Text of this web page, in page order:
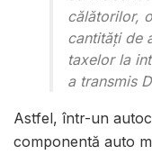
călătorilor,
cantități de
taxelor la
a transmis
Astfel, într-un
componentă auto